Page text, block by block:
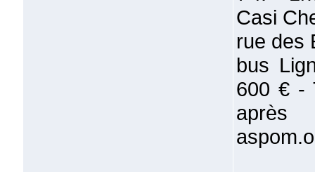
Casi
rue des
bus
600 € -